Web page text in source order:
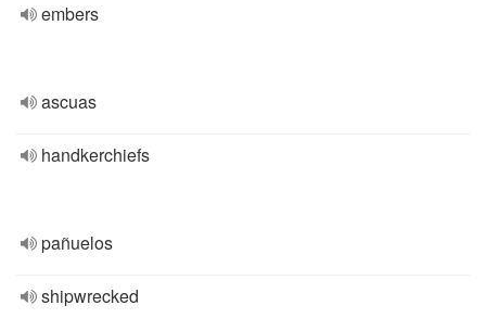
embers
ascuas
handkerchiefs
pañuelos
shipwrecked